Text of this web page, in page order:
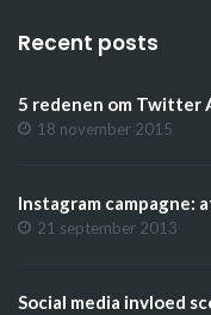
Recent posts
5 redenen om Twitter
18 november 2015
Instagram campagne:
21 september 2013
Social media invloed